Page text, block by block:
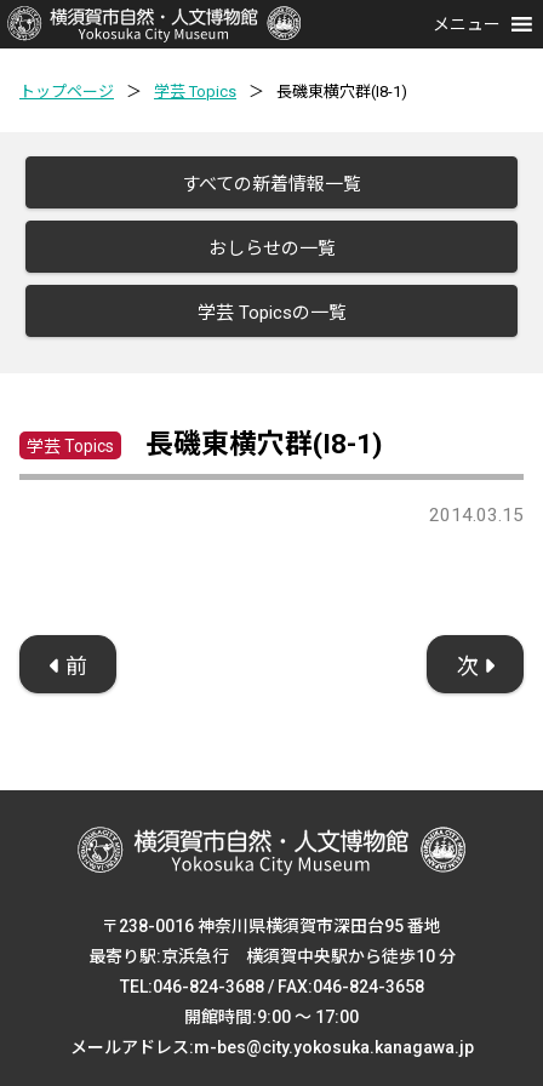
メニュー
トップページ ＞ 学芸 Topics ＞ 長磯東横穴群(I8-1)
すべての新着情報一覧
おしらせの一覧
学芸 Topicsの一覧
学芸 Topics 長磯東横穴群(I8-1)
2014.03.15
前 次
〒238-0016 神奈川県横須賀市深田台95 番地
最寄り駅:京浜急行 横須賀中央駅から徒歩10 分
TEL:046-824-3688 / FAX:046-824-3658
開館時間:9:00 ～ 17:00
メールアドレス:m-bes@city.yokosuka.kanagawa.jp